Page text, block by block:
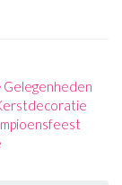
Gelegenheden